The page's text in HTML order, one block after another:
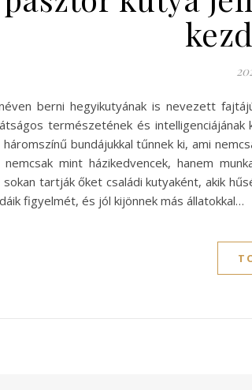
berni hegyikutyának is nevezett
természetének és
bundájukkal tűnnek ki, ami
nemcsak mint házikedvencek, hanem
tartják őket családi kutyaként, akik
figyelmét, és jól kijönnek más állatokkal…